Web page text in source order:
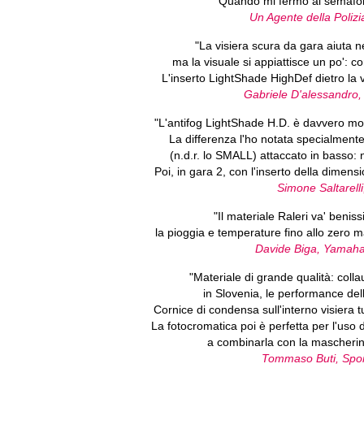
Un Agente della
"La visiera scura da gara aiuta
ma la visuale si appiattisce un po':
L'inserto LightShade HighDef dietro la
Gabriele
"L'antifog LightShade H.D. è davvero
La differenza l'ho notata
(n.d.r. lo SMALL) attaccato in basso:
Poi, in gara 2, con l'inserto della
Simone
"Il materiale Raleri va'
la pioggia e temperature fino allo zero
Davide Biga,
"Materiale di grande qualità:
in Slovenia, le performance
Cornice di condensa sull'interno visiera
La fotocromatica poi è perfetta per l'uso
a combinarla con la
Tommaso Buti,